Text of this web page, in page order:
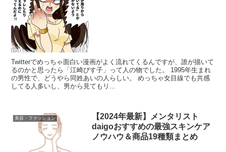
Twitterでめっちゃ面白い漫画がよく流れてくるんですが、誰が描いて
るのかと思ったら「江崎びす子」って人の物でした。 1995年生まれ
の男性で、どうやら同姓あいの人らしい。 めっちゃ女目線でも共感
してる人多いし、男から見てもリ...
美容・ファッション
【2024年最新】メンタリスト
daigoおすすめの最強スキンケア
ノウハウ＆商品19種類まとめ